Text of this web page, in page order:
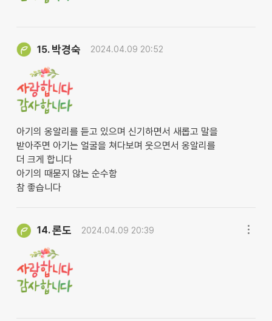
15. 박경숙 2024.04.09 20:52
아기의 옹알리를 듣고 있으며 신기하면서 새롭고 말을
받아주면 아기는 얼굴을 쳐다보며 웃으면서 옹알리를
더 크게 합니다
아기의 때묻지 않는 순수함
참 좋습니다
14.론도 2024.04.09 20:39